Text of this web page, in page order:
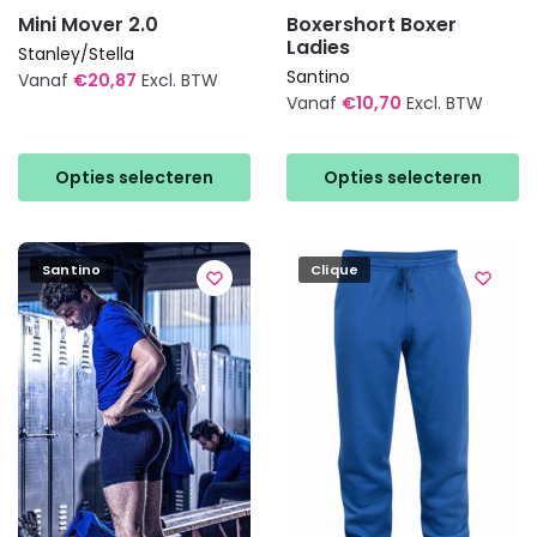
Mini Mover 2.0
Stanley/Stella
Vanaf €20,87 Excl. BTW
Opties selecteren
product
heeft
meerdere
Deze
optie
kan
gekozen
worden
op
de
productpagina
Boxershort Boxer
Ladies
Santino
Vanaf €10,70 Excl. BTW
Opties selecteren
product
heeft
variaties.
Deze
gekozen
worden
productpagina
Santino Clique